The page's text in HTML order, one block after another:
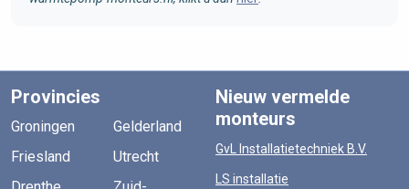
Provincies
Groningen
Friesland
Gelderland
Utrecht
Nieuw vermelde
monteurs
GvL Installatietechniek B.V.
LS installatie